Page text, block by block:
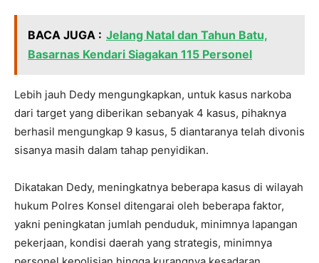
BACA JUGA : Jelang Natal dan Tahun Batu,
Basarnas Kendari Siagakan 115 Personel
Lebih jauh Dedy mengungkapkan, untuk kasus narkoba
dari target yang diberikan sebanyak 4 kasus, pihaknya
berhasil mengungkap 9 kasus, 5 diantaranya telah divonis
sisanya masih dalam tahap penyidikan.
Dikatakan Dedy, meningkatnya beberapa kasus di wilayah
hukum Polres Konsel ditengarai oleh beberapa faktor,
yakni peningkatan jumlah penduduk, minimnya lapangan
pekerjaan, kondisi daerah yang strategis, minimnya